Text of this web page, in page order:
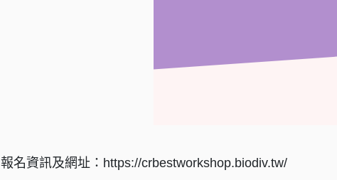
報名資訊及網址：https://crbestworkshop.biodiv.tw/